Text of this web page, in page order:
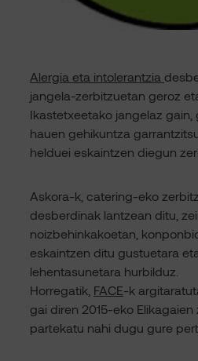
Alergia eta intolerantzia
jangela-zerbitzuetan geroz
Ikastetxeetako jangelaz gain,
hauen gehikuntza
helduei eskaintzen diegun
Askora-k, catering-eko
desberdinak lantzean ditu,
noizbehinkakoetan,
eskaintzen ditu gustuetara
lehentasunetara hurbilduz.
Horregatik, FACE-k
gai diren 2015-eko
partekatu nahi dugu gure